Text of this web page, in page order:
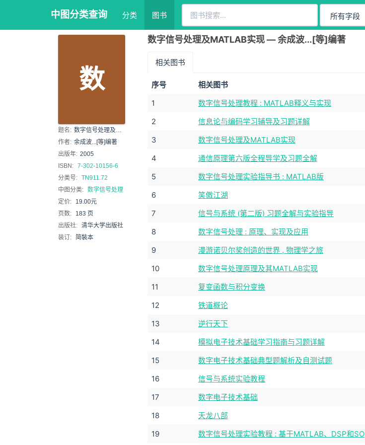
中图分类查询 分类 图书
数
题名: 数字信号处理及MATLAB实现
作者: 余成波...[等]编著
出版年: 2005
ISBN: 7-302-10156-6
分类号: TN911.72
中图分类: 数字信号处理
定价:
19.00元
页数:
183 页
出版社: 清华大学出版社
装订: 简裝本
数字信号处理及MATLAB实现 — 余成波...[等]编著
相关图书
序号 相关图书
1
数字信号处理教程 : MATLAB释义与实现
2
信息论与编码学习辅导及习题详解
3
数字信号处理及MATLAB实现
4
通信原理第六版全程导学及习题全解
5
数字信号处理实验指导书 : MATLAB版
6
笑傲江湖
7
信号与系统 (第二版) 习题全解与实验指导
8
数字信号处理 : 原理、实现及应用
9
漫游诺贝尔奖创造的世界 , 物理学之旅
10
数字信号处理原理及其MATLAB实现
11
复变函数与积分变换
12
铁道概论
13
逆行天下
14
模拟电子技术基础学习指南与习题详解
15
数字电子技术基础典型题解析及自测试题
16
信号与系统实验教程
17
数字电子技术基础
18
天龙八部
19
数字信号处理实验教程 : 基于MATLAB、DSP和SO